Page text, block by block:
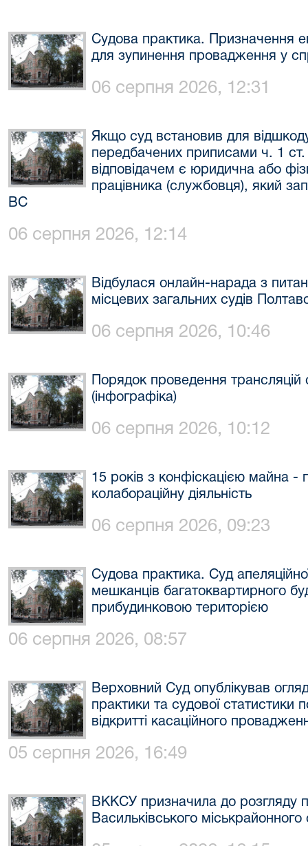
Судова практика. Призначення
для зупинення провадження у
06 серпня 2026, 12:31
Якщо суд встановив для
передбачених приписами ч. 1
відповідачем є юридична або
працівника (службовця), який
ВС
06 серпня 2026, 12:14
Відбулася онлайн-нарада з
місцевих загальних судів
06 серпня 2026, 10:46
Порядок проведення
(інфографіка)
06 серпня 2026, 10:12
15 років з конфіскацією майна
колабораційну діяльність
06 серпня 2026, 09:23
Судова практика. Суд
мешканців багатоквартирного
прибудинковою територією
06 серпня 2026, 08:57
Верховний Суд опублікував
практики та судової статистики
відкритті касаційного
05 серпня 2026, 16:49
ВККСУ призначила до розгляду
Васильківського міськрайонного